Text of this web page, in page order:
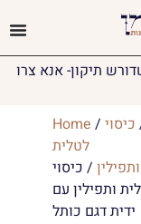
תיקון- אנא צרו
Home /כיסוי
לטלית
ותפילין/ כיסוי
ותפילין עם
ידית דגם כותל